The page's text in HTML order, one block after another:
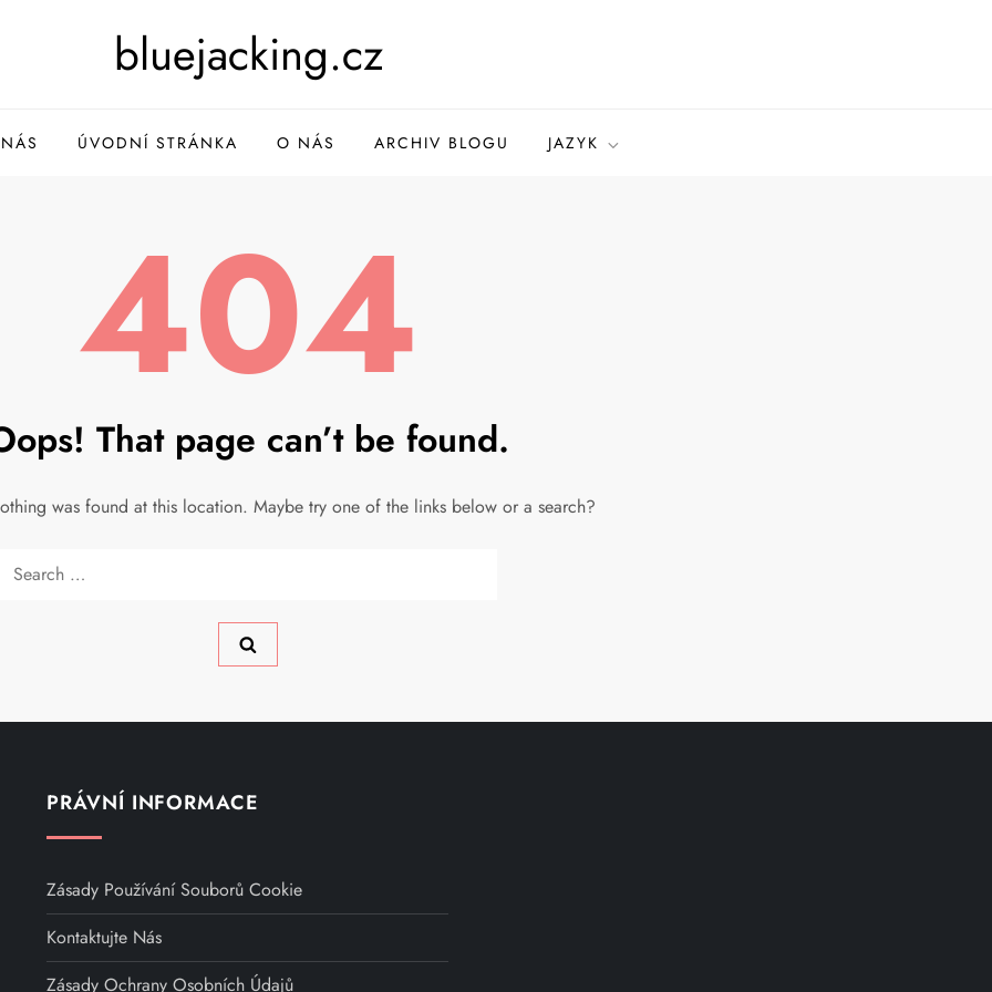
bluejacking.cz
ÚVODNÍ STRÁNKA O NÁS ARCHIV BLOGU JAZYK
404
That page can’t be found.
was found at this location. Maybe try one of the links below or a search?
PRÁVNÍ INFORMACE
Zásady Používání Souborů Cookie
Kontaktujte Nás
Zásady Ochrany Osobních Údajů